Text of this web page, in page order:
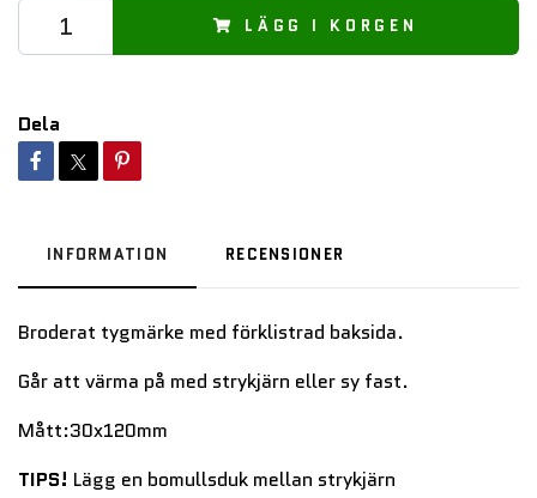
LÄGG I KORGEN
Dela
INFORMATION RECENSIONER
Broderat tygmärke med förklistrad baksida.
Går att värma på med strykjärn eller sy fast.
Mått:30x120mm
TIPS! Lägg en bomullsduk mellan strykjärn